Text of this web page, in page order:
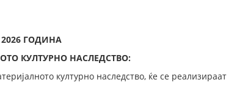
6 ГОДИНА
КУЛТУРНО НАСЛЕДСТВО:
културно наследство, ќе се реализираат